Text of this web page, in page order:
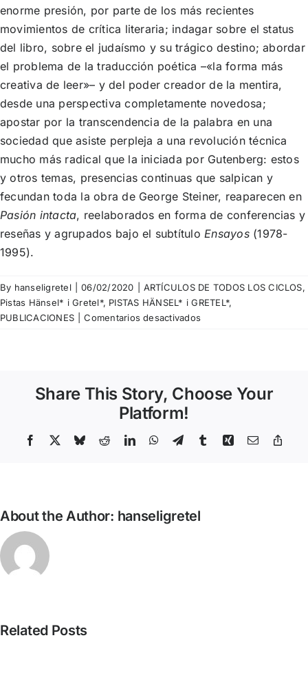
enorme presión, por parte de los más recientes
movimientos de crítica literaria; indagar sobre el status
del libro, sobre el judaísmo y su trágico destino; abordar
el problema de la traducción poética –«la forma más
creativa de leer»– y del poder creador de la mentira,
desde una perspectiva completamente novedosa;
apostar por la transcendencia de la palabra en una
sociedad que asiste perpleja a una revolución técnica
mucho más radical que la iniciada por Gutenberg: estos
y otros temas, presencias continuas que salpican y
fecundan toda la obra de George Steiner, reaparecen en
Pasión intacta, reelaborados en forma de conferencias y
reseñas y agrupados bajo el subtítulo Ensayos(1978-
1995).
By hanseligretel 06/02/2020 ARTÍCULOS DE TODOS LOS CICLOS,
Pistas Hänsel* i Gretel*, PISTAS HÄNSEL* i GRETEL*,
PUBLICACIONES
Comentarios desactivadosen
George
Pasión
Share This Story, Choose Your
Platform!
Facebook BlueskyRedditLinkedInWhatsApp
TelegramTumblrXing Email
About the Author: hanseligretel
Related Posts